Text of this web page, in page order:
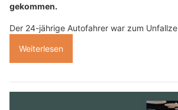
gekommen.
Der 24-jährige Autofahrer war zum
Weiterlesen